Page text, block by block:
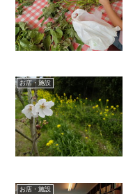
お店・施設
お店・施設